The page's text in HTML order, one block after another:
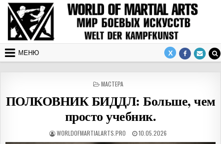
Перейти к содержимому
МЕНЮ
ОПУБЛИКОВАНО В
МАСТЕРА
ПОЛКОВНИК БИДДЛ: Больше, чем
просто учебник.
АВТОР:
WORLDOFMARTIALARTS.PRO ДАТА ПУБЛИКАЦИИ:
10.05.2026